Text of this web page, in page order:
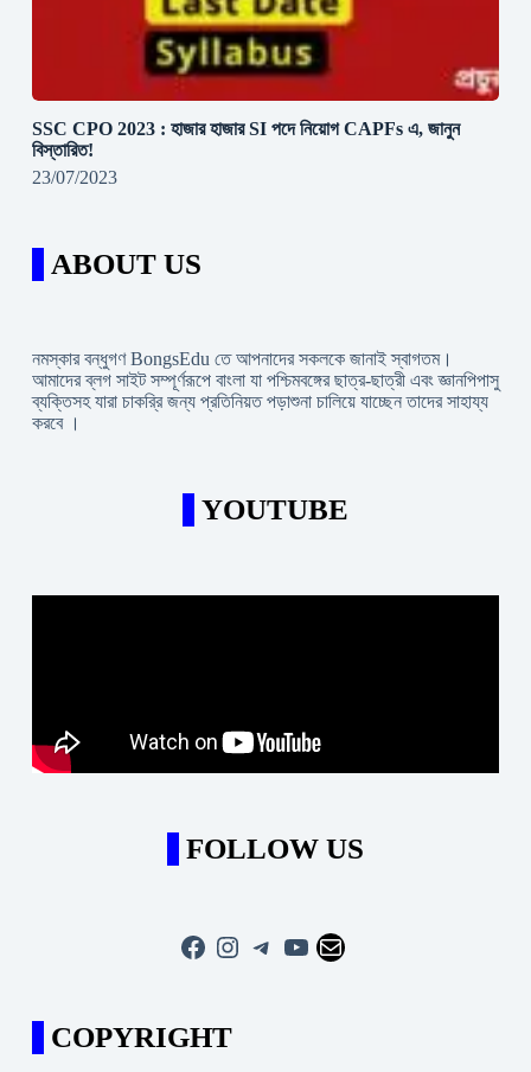
SSC CPO 2023 : হাজার হাজার SI পদে নিয়োগ CAPFs এ, জানুন
বিস্তারিত!
23/07/2023
ABOUT US
নমস্কার বন্ধুগণ BongsEdu তে আপনাদের সকলকে জানাই স্বাগতম।
আমাদের ব্লগ সাইট সম্পূর্ণরূপে বাংলা যা পশ্চিমবঙ্গের ছাত্র-ছাত্রী এবং জ্ঞানপিপাসু
ব্যক্তিসহ যারা চাকরি্র জন্য প্রতিনিয়ত পড়াশুনা চালিয়ে যাচ্ছেন তাদের সাহায্য
করবে ।
YOUTUBE
FOLLOW US
Facebook
Instagram
Telegram
YouTube
Mail
COPYRIGHT